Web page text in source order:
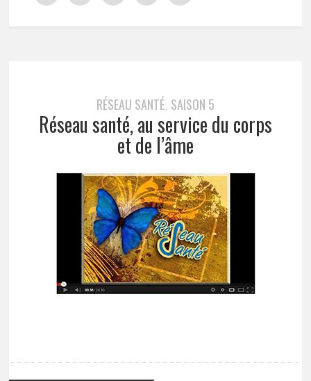
RÉSEAU SANTÉ, SAISON 5
Réseau santé, au service du corps
et de l’âme